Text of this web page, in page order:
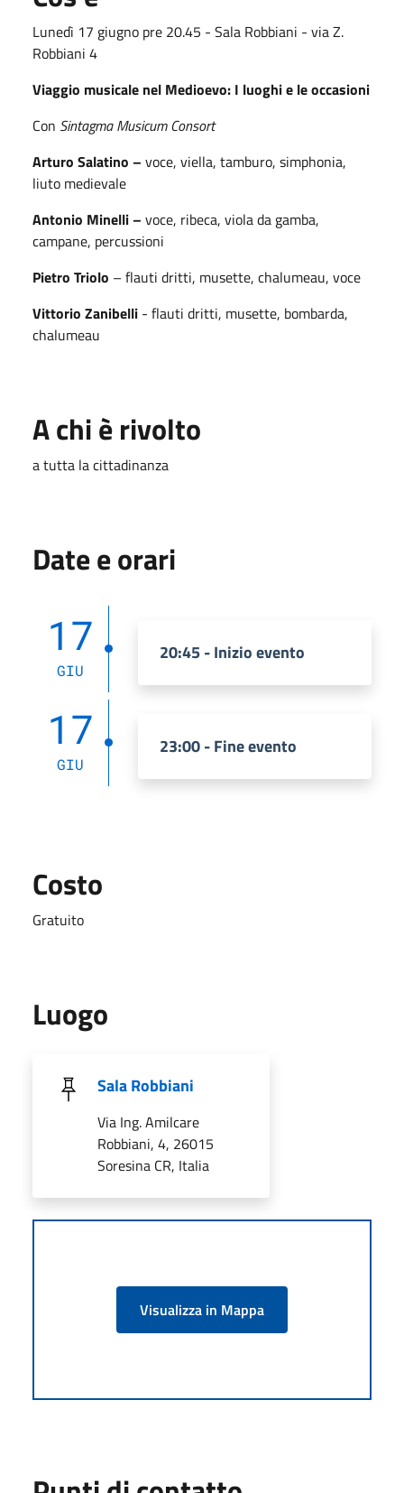
Lunedì 17 giugno pre 20.45 - Sala Robbiani - via Z.
Robbiani 4
Viaggio musicale nel Medioevo: I luoghi e le occasioni
Con Sintagma Musicum Consort
Arturo Salatino – voce, viella, tamburo, simphonia,
liuto medievale
Antonio Minelli – voce, ribeca, viola da gamba,
campane, percussioni
Pietro Triolo – flauti dritti, musette, chalumeau, voce
Vittorio Zanibelli - flauti dritti, musette, bombarda,
chalumeau
A chi è rivolto
a tutta la cittadinanza
Date e orari
17
GIU
20:45 - Inizio evento
17
GIU
23:00 - Fine evento
Costo
Gratuito
Luogo
Sala Robbiani
Via Ing. Amilcare
Robbiani, 4, 26015
Soresina CR, Italia
Visualizza in Mappa